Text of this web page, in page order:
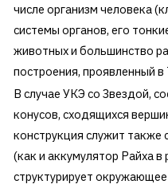
числе организм человека
системы органов, его
животных и большинство
построения, проявленный в
В случае УКЭ со Звездой,
конусов, сходящихся
конструкция служит
(как и аккумулятор Райха
структурирует